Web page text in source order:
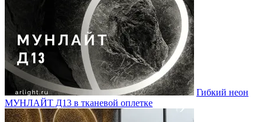
Гибкий неон
МУНЛАЙТ Д13 в тканевой оплетке